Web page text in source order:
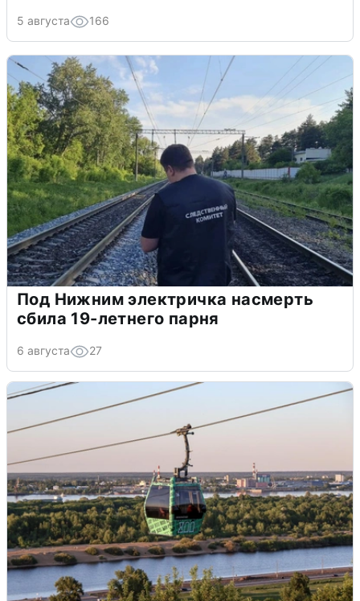
5 августа 166
Под Нижним электричка насмерть
сбила 19-летнего парня
6 августа 27